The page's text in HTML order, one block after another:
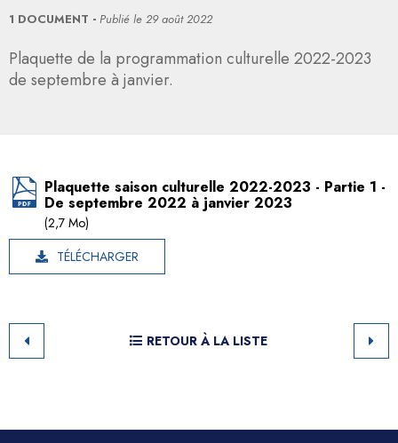
1 DOCUMENT Publié le 29 août 2022
Plaquette de la programmation culturelle 2022-2023
de septembre à janvier.
Plaquette saison culturelle 2022-2023 - Partie 1 -
De septembre 2022 à janvier 2023
(2,7 Mo)
TÉLÉCHARGER
RETOUR À LA LISTE